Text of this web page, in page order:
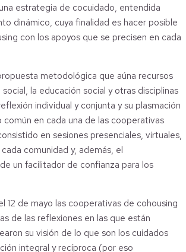
estrategia de cocuidado, entendida
dinámico, cuya finalidad es hacer posible
con los apoyos que se precisen en cada
metodológica que aúna recursos
la educación social y otras disciplinas
individual y conjunta y su plasmación
común en cada una de las cooperativas
en sesiones presenciales, virtuales,
comunidad y, además, el
un facilitador de confianza para los
12 de mayo las cooperativas de cohousing
de las reflexiones en las que están
su visión de lo que son los cuidados
integral y recíproca (por eso